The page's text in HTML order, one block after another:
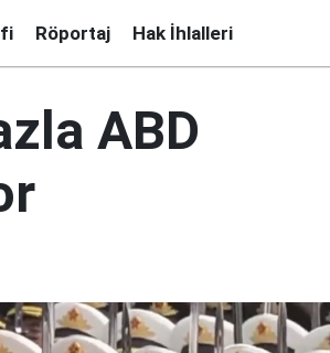
Röportaj Hak İhlalleri
ABD